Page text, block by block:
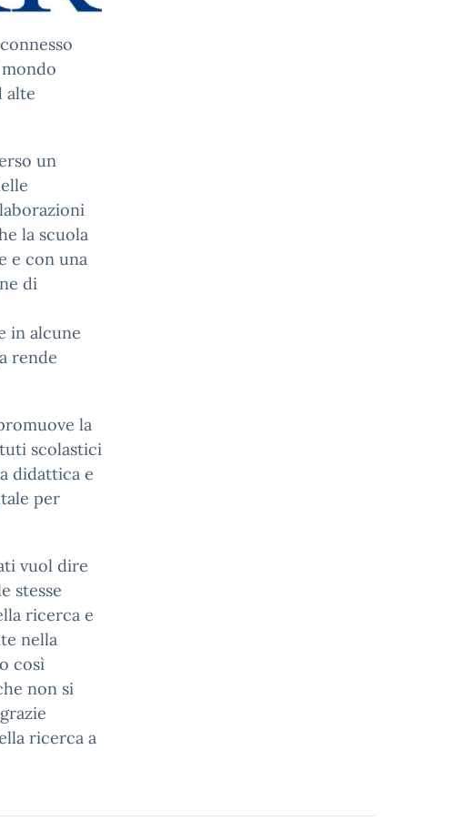
alte
un
la scuola
e con una
di
in alcune
rende
la
scolastici
didattica e
per
vuol dire
stesse
ricerca e
nella
così
non si
ricerca a